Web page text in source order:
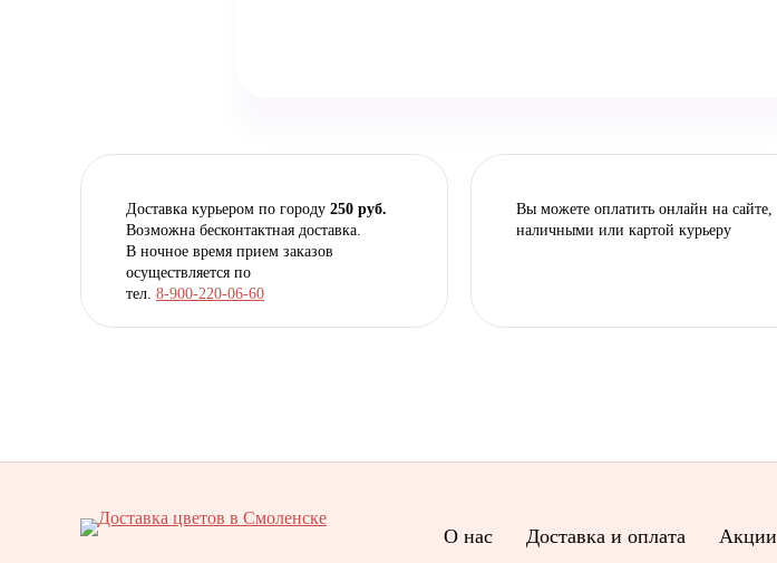
Доставка курьером по городу 250 руб.
Возможна бесконтактная доставка.
В ночное время прием заказов
осуществляется по
тел. 8-900-220-06-60
Вы можете оплатить онлайн на сайте,
наличными или картой курьеру
О нас Доставка и оплата Акции